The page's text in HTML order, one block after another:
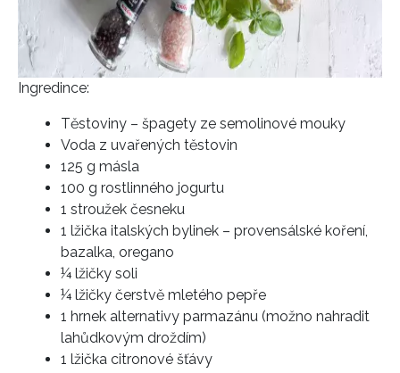
Ingredince:
Těstoviny – špagety ze semolinové mouky
Voda z uvařených těstovin
125 g másla
100 g rostlinného jogurtu
1 stroužek česneku
1 lžička italských bylinek – provensálské koření,
bazalka, oregano
¼ lžičky soli
¼ lžičky čerstvě mletého pepře
1 hrnek alternativy parmazánu (možno nahradit
lahůdkovým droždím)
1 lžička citronové šťávy